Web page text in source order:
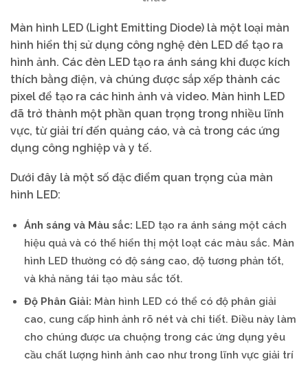
Màn hình LED (Light Emitting Diode) là một loại màn
hình hiển thị sử dụng công nghệ đèn LED để tạo ra
hình ảnh. Các đèn LED tạo ra ánh sáng khi được kích
thích bằng điện, và chúng được sắp xếp thành các
pixel để tạo ra các hình ảnh và video. Màn hình LED
đã trở thành một phần quan trọng trong nhiều lĩnh
vực, từ giải trí đến quảng cáo, và cả trong các ứng
dụng công nghiệp và y tế.
Dưới đây là một số đặc điểm quan trọng của màn
hình LED:
Ánh sáng và Màu sắc: LED tạo ra ánh sáng một cách
hiệu quả và có thể hiển thị một loạt các màu sắc. Màn
hình LED thường có độ sáng cao, độ tương phản tốt,
và khả năng tái tạo màu sắc tốt.
Độ Phân Giải: Màn hình LED có thể có độ phân giải
cao, cung cấp hình ảnh rõ nét và chi tiết. Điều này làm
cho chúng được ưa chuộng trong các ứng dụng yêu
cầu chất lượng hình ảnh cao như trong lĩnh vực giải trí